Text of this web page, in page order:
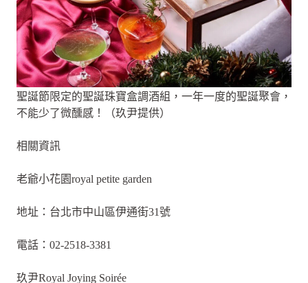
聖誕節限定的聖誕珠寶盒調酒組，一年一度的聖誕聚會，
不能少了微醺感！（玖尹提供）
相關資訊
老爺小花園royal petite garden
地址：台北市中山區伊通街31號
電話：02-2518-3381
玖尹Royal Joying Soirée